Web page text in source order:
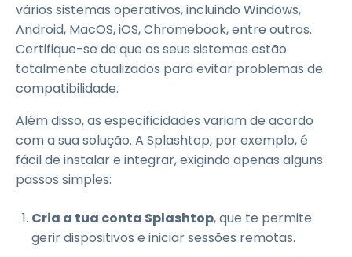
vários sistemas operativos, incluindo Windows,
Android, MacOS, iOS, Chromebook, entre outros.
Certifique-se de que os seus sistemas estão
totalmente atualizados para evitar problemas de
compatibilidade.
Além disso, as especificidades variam de acordo
com a sua solução. A Splashtop, por exemplo, é
fácil de instalar e integrar, exigindo apenas alguns
passos simples:
Cria a tua conta Splashtop, que te permite
gerir dispositivos e iniciar sessões remotas.